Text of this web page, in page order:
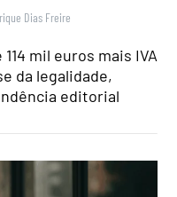
Dias Freire
mil euros mais IVA
da legalidade,
editorial